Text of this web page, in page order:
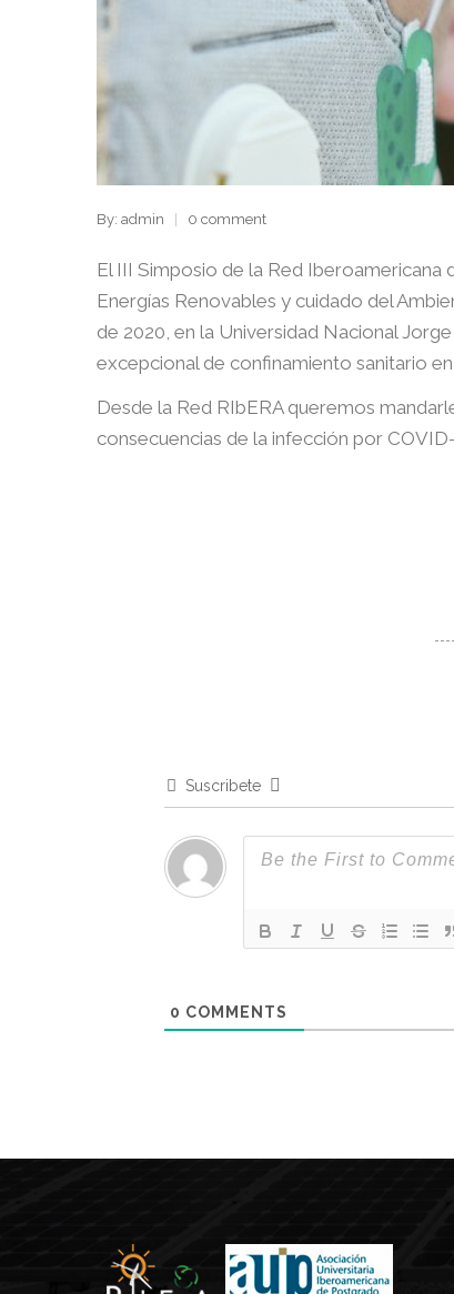
By: admin 0 comment
El III Simposio de la Red Iberoamericana
Energías Renovables y cuidado del
de 2020, en la Universidad Nacional
excepcional de confinamiento sanitario
Desde la Red RIbERA queremos
consecuencias de la infección por
Suscribete
0 COMMENTS